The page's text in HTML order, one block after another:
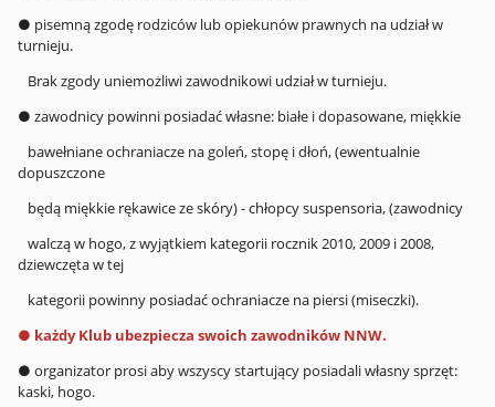
● pisemną zgodę rodziców lub opiekunów prawnych na udział w
turnieju.
Brak zgody uniemożliwi zawodnikowi udział w turnieju.
● zawodnicy powinni posiadać własne: białe i dopasowane, miękkie
bawełniane ochraniacze na goleń, stopę i dłoń, (ewentualnie
dopuszczone
będą miękkie rękawice ze skóry) - chłopcy suspensoria, (zawodnicy
walczą w hogo, z wyjątkiem kategorii rocznik 2010, 2009 i 2008,
dziewczęta w tej
kategorii powinny posiadać ochraniacze na piersi (miseczki).
● każdy Klub ubezpiecza swoich zawodników NNW.
● organizator prosi aby wszyscy startujący posiadali własny sprzęt:
kaski, hogo.